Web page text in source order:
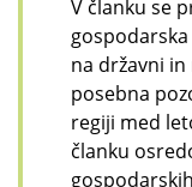
V članku se
na državni
posebna
regiji med
članku